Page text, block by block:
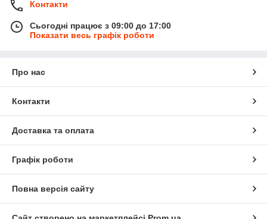
Контакти
Сьогодні працює з 09:00 до 17:00
Показати весь графік роботи
Про нас
Контакти
Доставка та оплата
Графік роботи
Повна версія сайту